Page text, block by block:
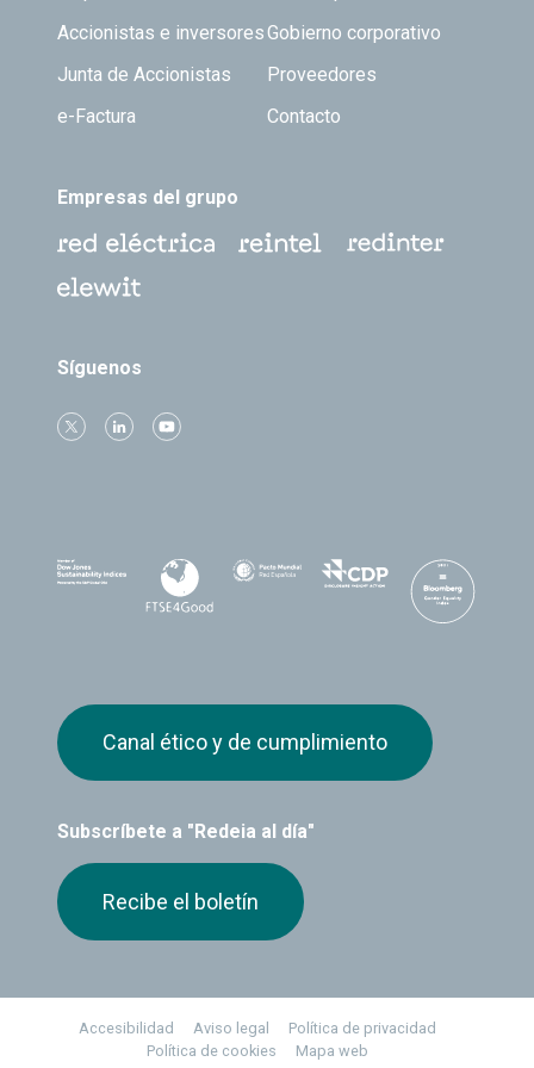
Accionistas e inversoresGobierno corporativo
Junta de Accionistas
Proveedores
e-Factura
Contacto
Empresas del grupo
Síguenos
Subscríbete a "Redeia al día"
Recibe el boletín
Canal ético y de cumplimiento
Footer
Accesibilidad Aviso legal
Política de privacidad
Política de cookies
Mapa web